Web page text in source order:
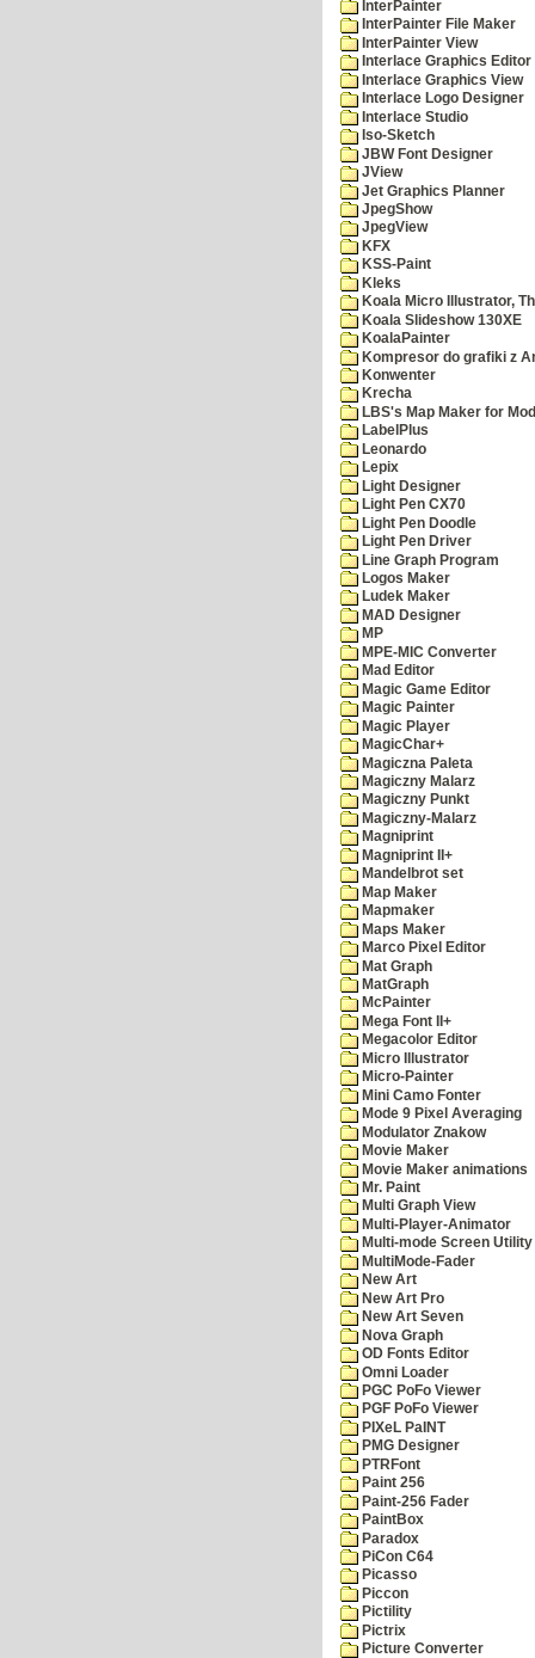
InterPainter
InterPainter File Maker
InterPainter View
Interlace Graphics Editor
Interlace Graphics View
Interlace Logo Designer
Interlace Studio
Iso-Sketch
JBW Font Designer
JView
Jet Graphics Planner
JpegShow
JpegView
KFX
KSS-Paint
Kleks
Koala Micro Illustrator,
Koala Slideshow 130XE
KoalaPainter
Kompresor do grafiki z
Konwenter
Krecha
LBS's Map Maker for
LabelPlus
Leonardo
Lepix
Light Designer
Light Pen CX70
Light Pen Doodle
Light Pen Driver
Line Graph Program
Logos Maker
Ludek Maker
MAD Designer
MP
MPE-MIC Converter
Mad Editor
Magic Game Editor
Magic Painter
Magic Player
MagicChar+
Magiczna Paleta
Magiczny Malarz
Magiczny Punkt
Magiczny-Malarz
Magniprint
Magniprint II+
Mandelbrot set
Map Maker
Mapmaker
Maps Maker
Marco Pixel Editor
Mat Graph
MatGraph
McPainter
Mega Font II+
Megacolor Editor
Micro Illustrator
Micro-Painter
Mini Camo Fonter
Mode 9 Pixel Averaging
Modulator Znakow
Movie Maker
Movie Maker animations
Mr. Paint
Multi Graph View
Multi-Player-Animator
Multi-mode Screen Utility
MultiMode-Fader
New Art
New Art Pro
New Art Seven
Nova Graph
OD Fonts Editor
Omni Loader
PGC PoFo Viewer
PGF PoFo Viewer
PIXeL PaINT
PMG Designer
PTRFont
Paint 256
Paint-256 Fader
PaintBox
Paradox
PiCon C64
Picasso
Piccon
Pictility
Pictrix
Picture Converter